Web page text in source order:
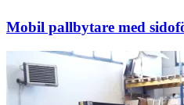
Mobil pallbytare med